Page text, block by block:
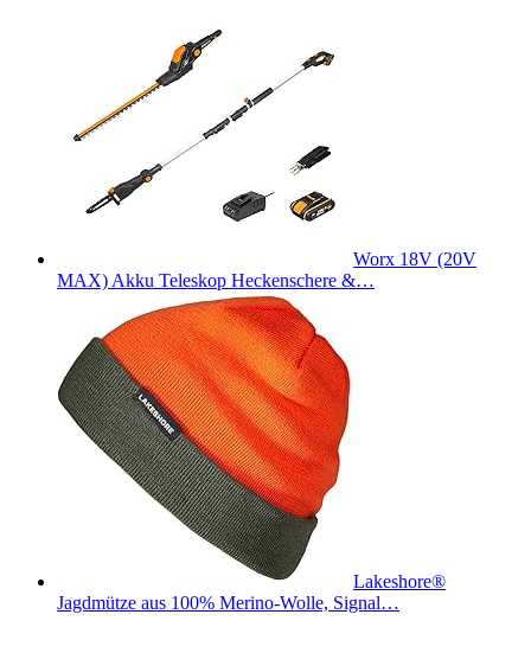
Worx 18V (20V
MAX) Akku Teleskop Heckenschere &…
Lakeshore®
Jagdmütze aus 100% Merino-Wolle, Signal…